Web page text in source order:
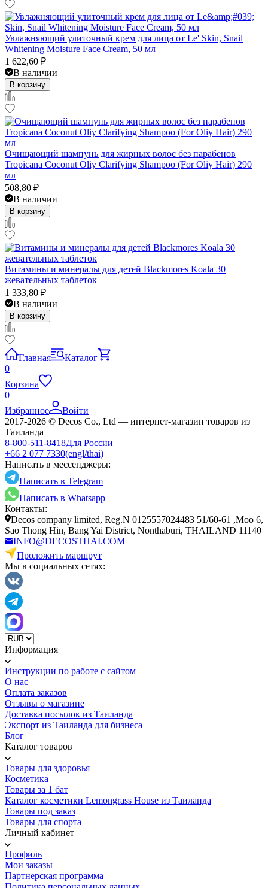
Увлажняющий улиточный крем для лица от Le' Skin, Snail
Whitening Moisture Face Cream, 50 мл
1 622,60 ₽
В наличии
В корзину
Очищающий шампунь для жирных волос без парабенов
Tropicana Coconut Oliy Clarifying Shampoo (For Oliy Hair) 290
мл
508,80 ₽
В наличии
В корзину
Витамины и минералы для детей Blackmores Koala 30
жевательных таблеток
1 333,80 ₽
В наличии
В корзину
Главная
Каталог
0
Корзина
0
Избранное
Войти
2017-2026 © Decos Co., Ltd — интернет-магазин товаров из
Таиланда
8-800-511-8418Для России
+66 2 077 7330(engl/thai)
Написать в мессенджеры:
Написать в Telegram
Написать в Whatsapp
Контакты:
Decos company limited, Reg.N 0125557024483 51/60-61 ,Moo 6,
Sao Thong Hin, Bang Yai District, Nonthaburi, THAILAND 11140
INFO@DECOSTHAI.COM
Проложить маршрут
Мы в социальных сетях:
Информация
Инструкции по работе с сайтом
О нас
Оплата заказов
Отзывы о магазине
Доставка посылок из Таиланда
Экспорт из Таиланда для бизнеса
Блог
Каталог товаров
Товары для здоровья
Косметика
Товары за 1 бат
Каталог косметики Lemongrass House из Таиланда
Товары под заказ
Товары для спорта
Личный кабинет
Профиль
Мои заказы
Партнерская программа